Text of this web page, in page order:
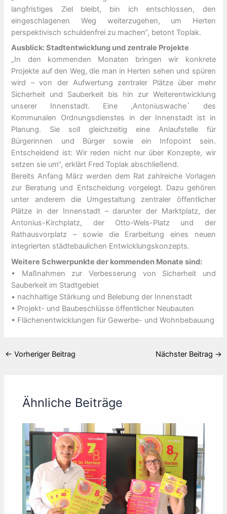
langfristiges Ziel bleibt, bin ich entschlossen, den
eingeschlagenen Weg weiterzugehen, um Herten
perspektivisch schuldenfrei zu machen“, betont Toplak.
Ausblick: Stadtentwicklung und zentrale Projekte
„In den kommenden Monaten bringen wir konkrete
Projekte auf den Weg, die man in Herten sehen und spüren
wird – von der Aufwertung zentraler Plätze über mehr
Sicherheit und Sauberkeit bis hin zur Weiterentwicklung
unserer Innenstadt. Eine ,Antoniuswache` des
Kommunalen Ordnungsdienstes in der Innenstadt ist in
Planung. Sie soll gleichzeitig eine Anlaufstelle für
Bürgerinnen und Bürger sowie ein Infopoint sein.
Entscheidend ist: Wir reden nicht nur über Konzepte, wir
setzen sie um“, erklärt Fred Toplak abschließend.
Bereits Anfang März werden dem Rat zahlreiche Vorlagen
zur Beratung und Entscheidung vorgelegt. Dazu gehören
unter anderem die Umgestaltung zentraler öffentlicher
Plätze in der Innenstadt – darunter der Marktplatz, der
Antonius-Kirchplatz, der Otto-Wels-Platz und der
Rathausvorplatz – sowie die Erarbeitung eines neuen
integrierten städtebaulichen Entwicklungskonzepts.
Weitere Schwerpunkte der kommenden Monate sind:
• Maßnahmen zur Verbesserung von Sicherheit und
Sauberkeit im Stadtgebiet
• nachhaltige Stärkung und Belebung der Innenstadt
• Projekt- und Baubeschlüsse öffentlicher Neubauten
• Flächenentwicklungen für Gewerbe- und Wohnbebauung
← Vorheriger Beitrag Nächster Beitrag →
Ähnliche Beiträge